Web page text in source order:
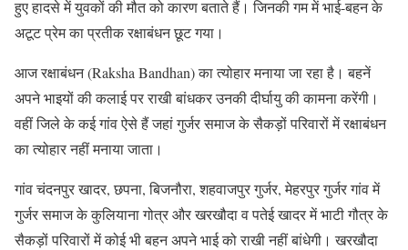
हुए हादसे में युवकों की मौत को कारण बताते हैं। जिनकी गम में भाई-बहन के
अटूट प्रेम का प्रतीक रक्षाबंधन छूट गया।
आज रक्षाबंधन (Raksha Bandhan) का त्योहार मनाया जा रहा है। बहनें
अपने भाइयों की कलाई पर राखी बांधकर उनकी दीर्घायु की कामना करेंगी।
वहीं जिले के कई गांव ऐसे हैं जहां गुर्जर समाज के सैकड़ों परिवारों में रक्षाबंधन
का त्योहार नहीं मनाया जाता।
गांव चंदनपुर खादर, छपना, बिजनौरा, शहवाजपुर गुर्जर, मेहरपुर गुर्जर गांव में
गुर्जर समाज के कुलियाना गोत्र और खरखौदा व पतेई खादर में भाटी गौत्र के
सैकड़ों परिवारों में कोई भी बहन अपने भाई को राखी नहीं बांधेगी। खरखौदा